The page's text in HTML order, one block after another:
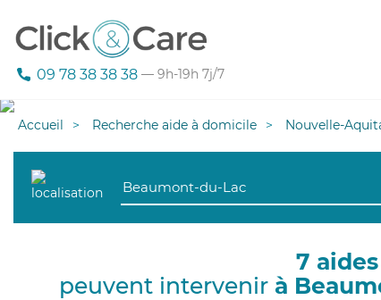
09 78 38 38 38 — 9h-19h 7j/7
Accueil Recherche aide à domicile Nouvelle-
7
peuvent intervenir à